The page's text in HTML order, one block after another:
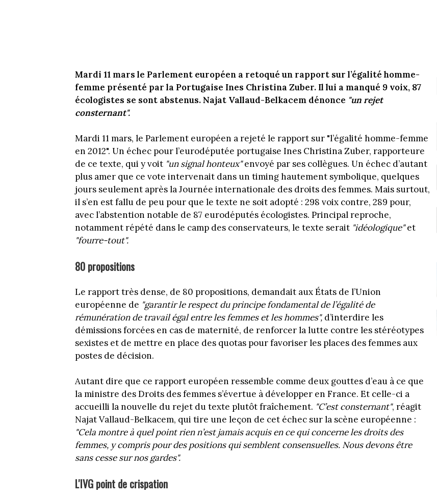
Mardi 11 mars le Parlement européen a retoqué un rapport sur l’égalité homme-
femme présenté par la Portugaise Ines Christina Zuber. Il lui a manqué 9 voix, 87
écologistes se sont abstenus. Najat Vallaud-Belkacem dénonce "un rejet
consternant".
Mardi 11 mars, le Parlement européen a rejeté le rapport sur "l’égalité homme-femme
en 2012". Un échec pour l’eurodéputée portugaise Ines Christina Zuber, rapporteure
de ce texte, qui y voit "un signal honteux"envoyé par ses collègues. Un échec d’autant
plus amer que ce vote intervenait dans un timing hautement symbolique, quelques
jours seulement après la Journée internationale des droits des femmes. Mais surtout,
il s’en est fallu de peu pour que le texte ne soit adopté : 298 voix contre, 289 pour,
avec l’abstention notable de 87 eurodéputés écologistes. Principal reproche,
notamment répété dans le camp des conservateurs, le texte serait "idéologique"et
"fourre-tout".
80 propositions
Le rapport très dense, de 80 propositions, demandait aux États de l’Union
européenne de "garantir le respect du principe fondamental de l’égalité de
rémunération de travail égal entre les femmes et les hommes", d’interdire les
démissions forcées en cas de maternité, de renforcer la lutte contre les stéréotypes
sexistes et de mettre en place des quotas pour favoriser les places des femmes aux
postes de décision.
Autant dire que ce rapport européen ressemble comme deux gouttes d’eau à ce que
la ministre des Droits des femmes s’évertue à développer en France. Et celle-ci a
accueilli la nouvelle du rejet du texte plutôt fraîchement. "C’estconsternant", réagit
Najat Vallaud-Belkacem, qui tire une leçon de cet échec sur la scène européenne :
"Cela montre à quel point rien n’est jamais acquis en ce qui concerne les droits des
femmes, y compris pour des positions qui semblent consensuelles. Nous devons être
sans cesse sur nos gardes".
L'IVG point de crispation